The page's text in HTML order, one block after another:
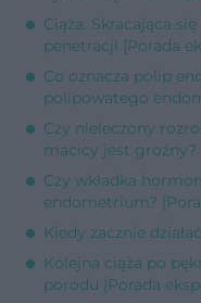
Ciąża. Skracająca
penetracji [Porada
Co oznacza polip
polipowatego
Czy nieleczony
macicy jest groźny?
Czy wkładka
endometrium?
Kiedy zacznie
Kolejna ciąża po
porodu [Porada